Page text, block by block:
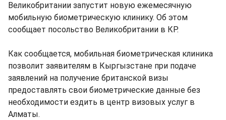
Великобритании запустит новую ежемесячную
мобильную биометрическую клинику. Об этом
сообщает посольство Великобритании в КР.
Как сообщается, мобильная биометрическая клиника
позволит заявителям в Кыргызстане при подаче
заявлений на получение британской визы
предоставлять свои биометрические данные без
необходимости ездить в центр визовых услуг в
Алматы.